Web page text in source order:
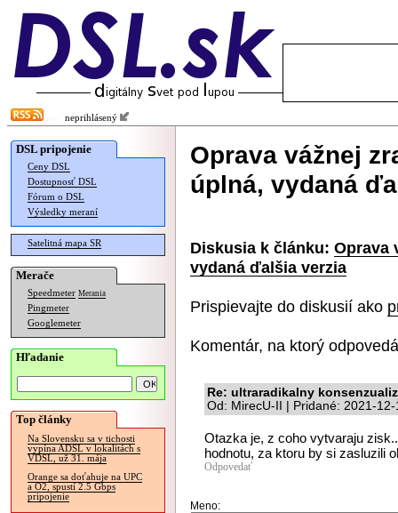
neprihlásený
DSL pripojenie
Ceny DSL
Dostupnosť DSL
Fórum o DSL
Výsledky meraní
Satelitná mapa SR
Merače
Speedmeter Merania
Pingmeter
Googlemeter
Hľadanie
Top články
Na Slovensku sa v tichosti
vypína ADSL v lokalitách s
VDSL, už 31. mája
Orange sa doťahuje na UPC
a O2, spustí 2.5 Gbps
pripojenie
Oprava vážnej
úplná, vydaná
Diskusia k článku: Oprava
vydaná ďalšia verzia
Prispievajte do diskusií ako
Komentár, na ktorý
Re: ultraradikalny
Od: MirecU-II | Pridané: 2021-
Otazka je, z coho vytvaraju
hodnotu, za ktoru by si zasluzili
Odpovedať
Meno: